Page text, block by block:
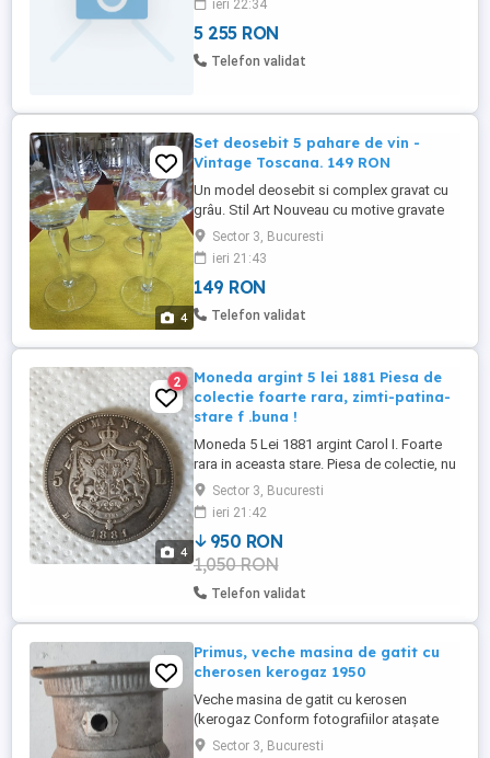
ieri 22:34
5 255 RON
Telefon validat
4
Set deosebit 5 pahare de vin -
Vintage Toscana. 149 RON
Un model deosebit si complex gravat cu
grâu. Stil Art Nouveau cu motive gravate
din frunze sau grâu. Aceste modele au
fost produse de mărci precum Noritake
Sasaki și Eamon Glass Ireland în anii 1960
și 1990. Ma puteti contacta cu mesaj aici
sau pe email : . Predarea se face numai
Sector 3, Bucuresti
ieri 21:43
149 RON
Telefon validat
4
2
Moneda argint 5 lei 1881 Piesa de
colectie foarte rara, zimti-patina-
stare f .buna !
Moneda 5 Lei 1881 argint Carol I. Foarte
rara in aceasta stare. Piesa de colectie, nu
este curatata, zimti patina stare foarte
buna! Moneda are margine cu zimti,
valoare nominala 5 Lei, ROMANIA, anul
1881, stema Romaniei, litera B si spic de
grau, inscriptia CAROL I REGELE
ROMANIEI.
Sector 3, Bucuresti
ieri 21:42
950 RON
1,050 RON
Telefon validat
Primus, veche masina de gatit cu
cherosen kerogaz 1950
Veche masina de gatit cu kerosen
(kerogaz Conform fotografiilor atașate
Dimensiuni 28x23 cm Numai livrare
Sector 3, Bucuresti